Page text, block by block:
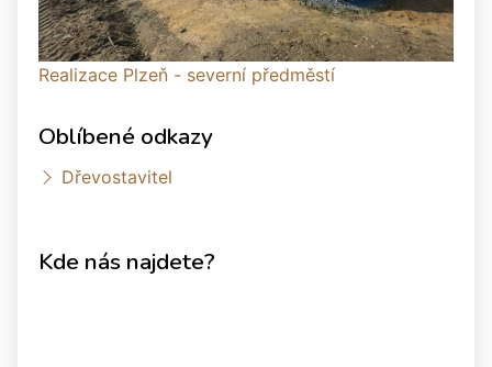
Realizace Plzeň - severní předměstí
Oblíbené odkazy
Dřevostavitel
Kde nás najdete?